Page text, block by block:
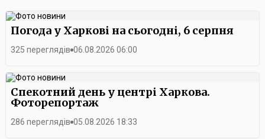
Погода у Харкові на сьогодні, 6 серпня
325 переглядів 06.08.2026 06:00
Спекотний день у центрі Харкова.
Фоторепортаж
286 переглядів 05.08.2026 18:33